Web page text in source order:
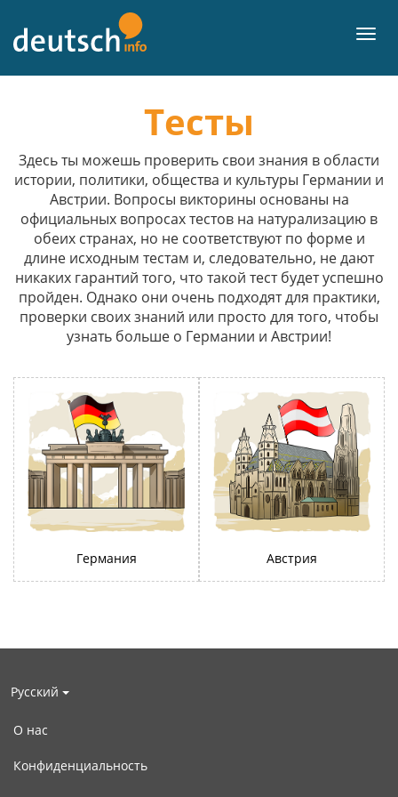
содержанию
Тесты
Здесь ты можешь проверить свои знания в области
истории, политики, общества и культуры Германии и
Австрии. Вопросы викторины основаны на
официальных вопросах тестов на натурализацию в
обеих странах, но не соответствуют по форме и
длине исходным тестам и, следовательно, не дают
никаких гарантий того, что такой тест будет успешно
пройден. Однако они очень подходят для практики,
проверки своих знаний или просто для того, чтобы
узнать больше о Германии и Австрии!
Германия Австрия
Русский
О нас
Конфиденциальность